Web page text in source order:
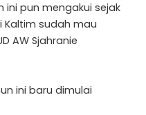
ini pun mengakui sejak
Kaltim sudah mau
AW Sjahranie
ini baru dimulai